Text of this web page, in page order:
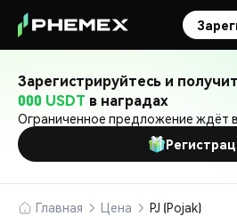
Зарегистрируйтесь и
000 USDT в наградах
Ограниченное предложение ждёт
Главная Цена PJ (Pojak)